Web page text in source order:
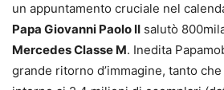
un appuntamento cruciale nel
Papa Giovanni Paolo II salutò
Mercedes Classe M. Inedita
grande ritorno d’immagine, tanto